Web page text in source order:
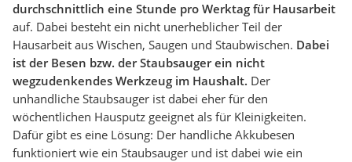
durchschnittlich eine Stunde pro Werktag für Hausarbeit
auf. Dabei besteht ein nicht unerheblicher Teil der
Hausarbeit aus Wischen, Saugen und Staubwischen. Dabei
ist der Besen bzw. der Staubsauger ein nicht
wegzudenkendes Werkzeug im Haushalt. Der
unhandliche Staubsauger ist dabei eher für den
wöchentlichen Hausputz geeignet als für Kleinigkeiten.
Dafür gibt es eine Lösung: Der handliche Akkubesen
funktioniert wie ein Staubsauger und ist dabei wie ein